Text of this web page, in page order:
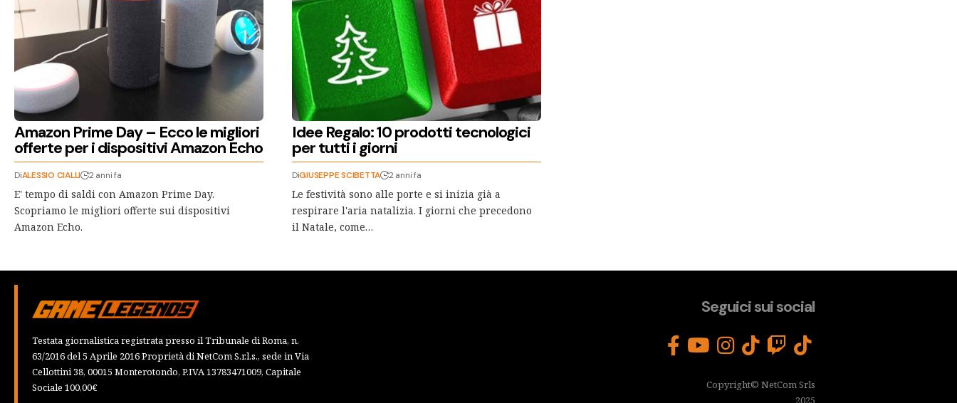
Amazon Prime Day – Ecco le migliori
offerte per i dispositivi Amazon Echo
DiALESSIO CIALLI 2 anni fa
E' tempo di saldi con Amazon Prime Day.
Scopriamo le migliori offerte sui dispositivi
Amazon Echo.
Idee Regalo: 10 prodotti tecnologici
per tutti i giorni
DiGIUSEPPE SCIBETTA 2 anni fa
Le festività sono alle porte e si inizia già a
respirare l'aria natalizia. I giorni che precedono
il Natale, come…
Testata giornalistica registrata presso il Tribunale di Roma, n.
63/2016 del 5 Aprile 2016 Proprietà di NetCom S.r.l.s., sede in Via
Cellottini 38, 00015 Monterotondo, P.IVA 13783471009, Capitale
Sociale 100,00€
Seguici sui social
Copyright© NetCom Srls
2025